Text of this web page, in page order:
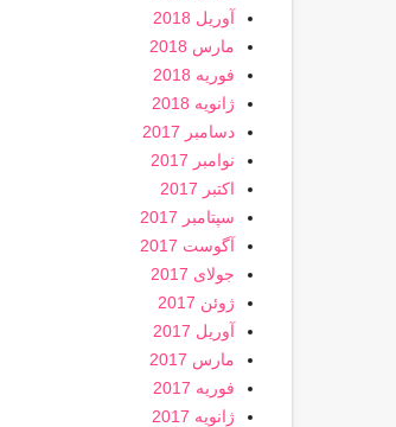
آوریل 2018
مارس 2018
فوریه 2018
ژانویه 2018
دسامبر 2017
نوامبر 2017
اکتبر 2017
سپتامبر 2017
آگوست 2017
جولای 2017
ژوئن 2017
آوریل 2017
مارس 2017
فوریه 2017
ژانویه 2017